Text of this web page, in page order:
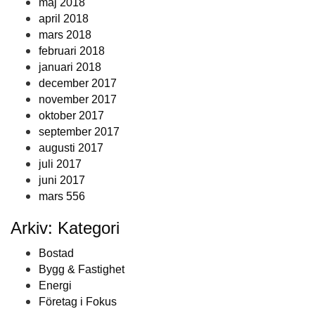
maj 2018
april 2018
mars 2018
februari 2018
januari 2018
december 2017
november 2017
oktober 2017
september 2017
augusti 2017
juli 2017
juni 2017
mars 556
Arkiv: Kategori
Bostad
Bygg & Fastighet
Energi
Företag i Fokus